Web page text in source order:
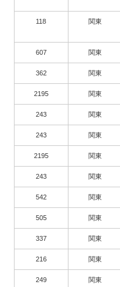
118 関東
607 関東
362 関東
2195 関東
243 関東
243 関東
2195 関東
243 関東
542 関東
505 関東
337 関東
216 関東
249 関東